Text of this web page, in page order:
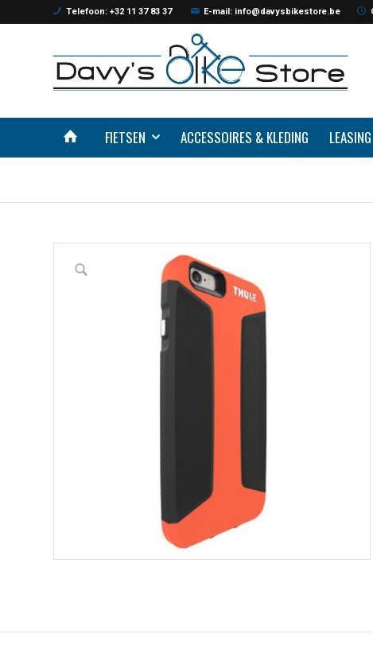
Telefoon: +32 11 37 83 37 E-mail: info@davysbikestore.be
FIETSEN ACCESSOIRES & KLEDING LEASING